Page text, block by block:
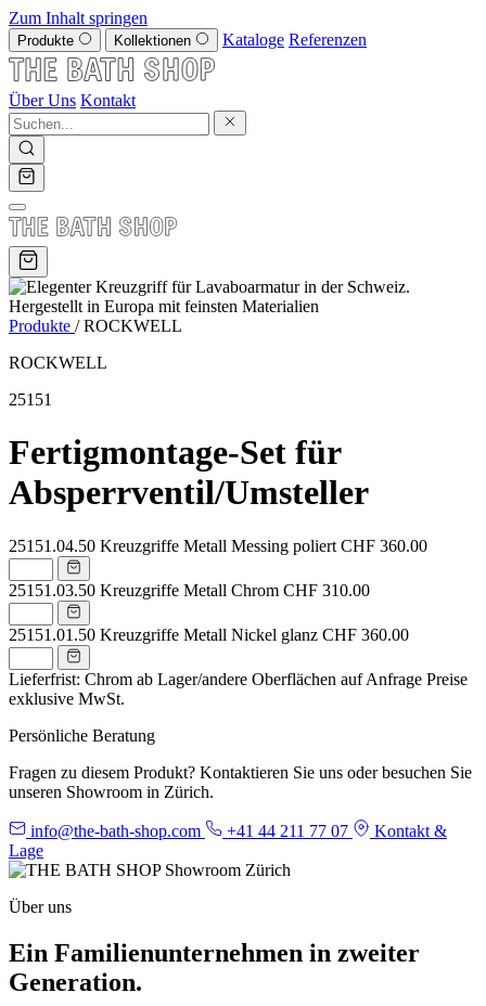
Zum Inhalt springen
Produkte Kollektionen Kataloge Referenzen
Über Uns Kontakt
Produkte / ROCKWELL
ROCKWELL
25151
Fertigmontage-Set für
Absperrventil/Umsteller
25151.04.50 Kreuzgriffe Metall Messing poliert CHF 360.00
25151.03.50 Kreuzgriffe Metall Chrom CHF 310.00
25151.01.50 Kreuzgriffe Metall Nickel glanz CHF 360.00
Lieferfrist: Chrom ab Lager/andere Oberflächen auf Anfrage Preise
exklusive MwSt.
Persönliche Beratung
Fragen zu diesem Produkt? Kontaktieren Sie uns oder besuchen Sie
unseren Showroom in Zürich.
info@the-bath-shop.com +41 44 211 77 07
Kontakt &
Lage
Über uns
Ein Familienunternehmen in zweiter
Generation.